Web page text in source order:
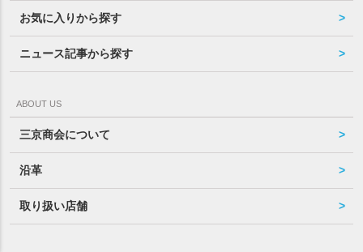
お気に入りから探す
ニュース記事から探す
ABOUT US
三京商会について
沿革
取り扱い店舗